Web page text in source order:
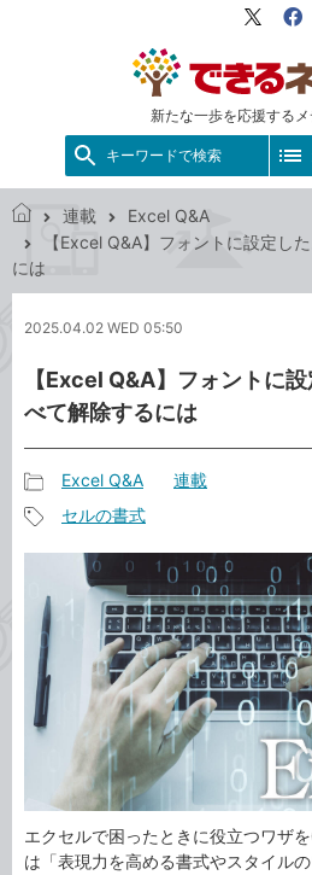
新たな一歩を応援する
X（旧
キーワードで検索
き
ッ
連載
Excel Q&A
【Excel Q&A】フォントに設定し
には
2025.04.02 WED 05:50
【Excel Q&A】フォントに
べて解除するには
事
カ
ゴ
リ
Excel Q&A 連載
タ
グ
セルの書式
エクセルで困ったときに役立つワザ
は「表現力を高める書式やスタイル